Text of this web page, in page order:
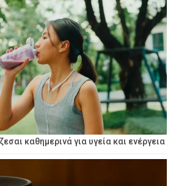
καθημερινά για υγεία και ενέργεια